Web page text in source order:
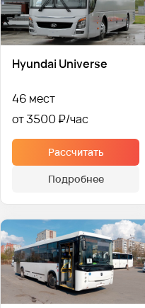
Hyundai Universe
46 мест
от 3500 ₽
Рассчитать
Подробнее